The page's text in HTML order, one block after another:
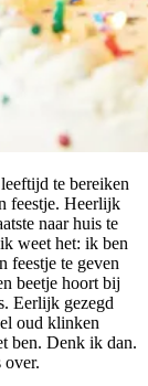
te bereiken
feestje. Heerlijk
naar huis te
weet het: ik ben
feestje te geven
beetje hoort bij
Eerlijk gezegd
oud klinken
ben. Denk ik dan.
over.